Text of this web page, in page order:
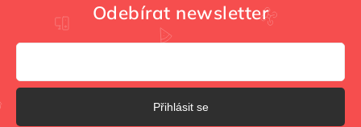
Odebírat newsletter
Přihlásit se